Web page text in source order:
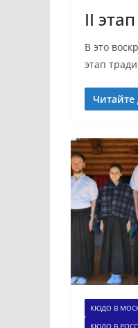
II
В это
этап
Читайте
КЮДО В